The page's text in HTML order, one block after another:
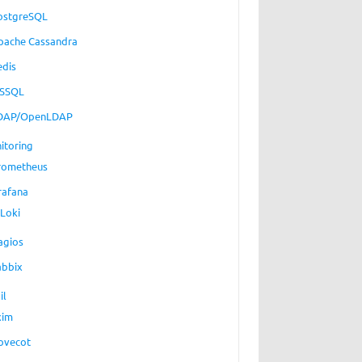
Cassandra
OpenLDAP
Loki